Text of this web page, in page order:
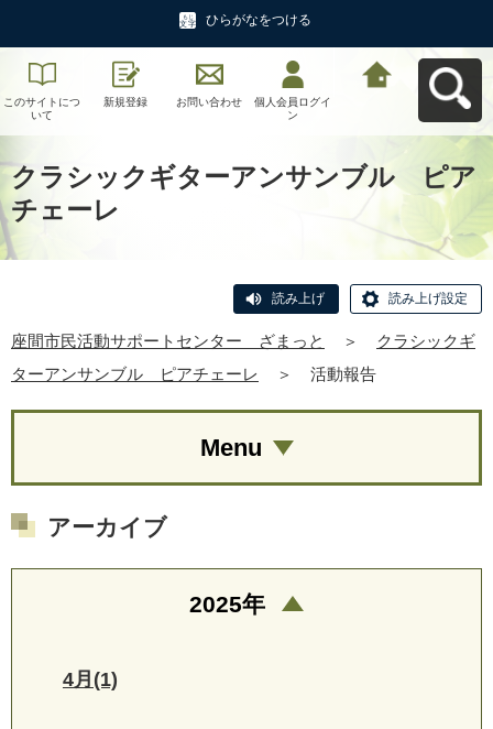
ひらがなをつける
このサイトにつ
いて
新規登録 お問い合わせ
個人会員ログイ
ン
クラシックギターアンサンブル ピア
チェーレ
読み上げ 読み上げ設定
座間市民活動サポートセンター ざまっと ＞
クラシックギ
ターアンサンブル ピアチェーレ
＞ 活動報告
Menu
アーカイブ
2025年
4月(1)